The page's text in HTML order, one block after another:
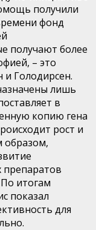
получили
фонд
получают более
– это
и Голодирсен.
лишь
в
копию гена
рост и
образом,
препаратов
итогам
показал
для